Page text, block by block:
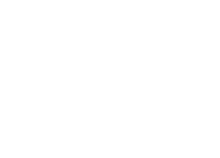
fizetendo. Napozóágyak, napernyok és vízi